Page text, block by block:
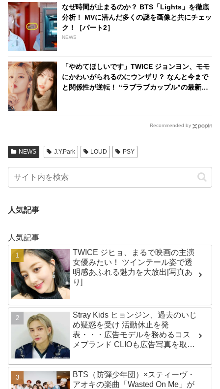
なぜ時間が止まるのか？ BTS「Lights」を徹底
分析！ MVに潜んだ多くの謎を画像と共にチェッ
ク！［パート2］
NEWS
「やめてほしいです」TWICE ジョンヨン、モモ
にかわいがられるのにウンザリ？ なんと今まで
と関係性が逆転！ “ラブラブカップル”の最新エ
Recommended by
NEWS J.Y.Park LOUD PSY
人気記事
人気記事
TWICE ジヒョ、まるで映画の主演
女優みたい！ ツインテール姿で透
明感あふれる魅力を大放出[写真あ
り]
Stray Kids ヒョンジン、過去のいじ
め疑惑を受け 活動休止を発
表・・・広告モデルを務めるコス
メブランド CLIOも広告写真を取り
BTS（防弾少年団）×スティーヴ・
アオキの楽曲「Wasted On Me」が